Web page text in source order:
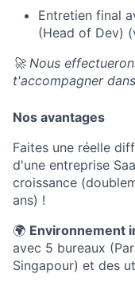
Entretien final
(Head of Dev)
🚀 Nous
t'accompagner
Nos avantages
Faites une réelle
d'une entreprise
croissance
ans) !
🌍 Environnement
avec 5 bureaux
Singapour) et des